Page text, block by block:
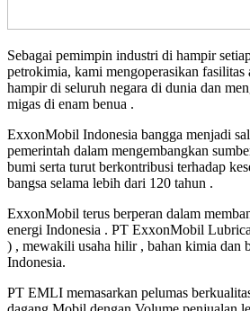
Sebagai pemimpin industri di hampir
petrokimia, kami mengoperasikan fasilitas
hampir di seluruh negara di dunia dan
migas di enam benua .
ExxonMobil Indonesia bangga menjadi
pemerintah dalam mengembangkan
bumi serta turut berkontribusi terhadap
bangsa selama lebih dari 120 tahun .
ExxonMobil terus berperan dalam
energi Indonesia . PT ExxonMobil
) , mewakili usaha hilir , bahan kimia dan
Indonesia.
PT EMLI memasarkan pelumas